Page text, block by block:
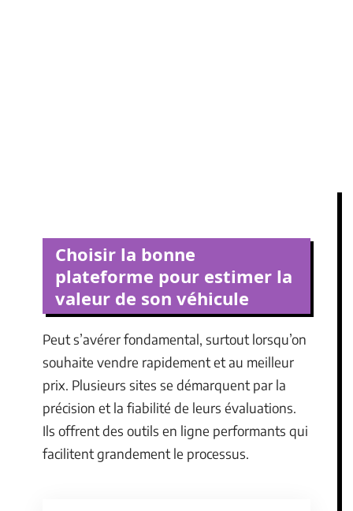
Choisir la bonne
plateforme pour estimer la
valeur de son véhicule
Peut s’avérer fondamental, surtout lorsqu’on
souhaite vendre rapidement et au meilleur
prix. Plusieurs sites se démarquent par la
précision et la fiabilité de leurs évaluations.
Ils offrent des outils en ligne performants qui
facilitent grandement le processus.